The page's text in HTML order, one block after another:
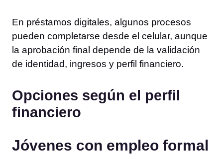
En préstamos digitales, algunos procesos
pueden completarse desde el celular, aunque
la aprobación final depende de la validación
de identidad, ingresos y perfil financiero.
Opciones según el perfil
financiero
Jóvenes con empleo formal